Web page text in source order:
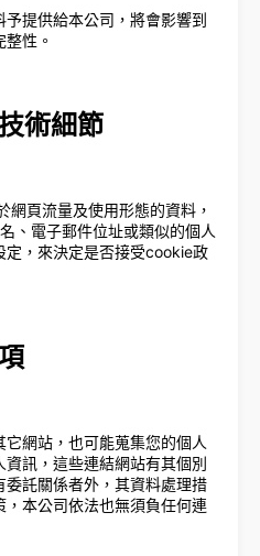
提供給本公司，將會影響到
性。
術細節
網頁流量及使用形態的資料，
、電子郵件位址或類似的個人
定，來決定是否接受cookie政
網站，也可能蒐集您的個人
訊，這些連結網站有其個別
託關係者外，其資料處理措
本公司依法也無須負任何連